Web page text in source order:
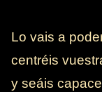
Lo vais a
centréis
y seáis